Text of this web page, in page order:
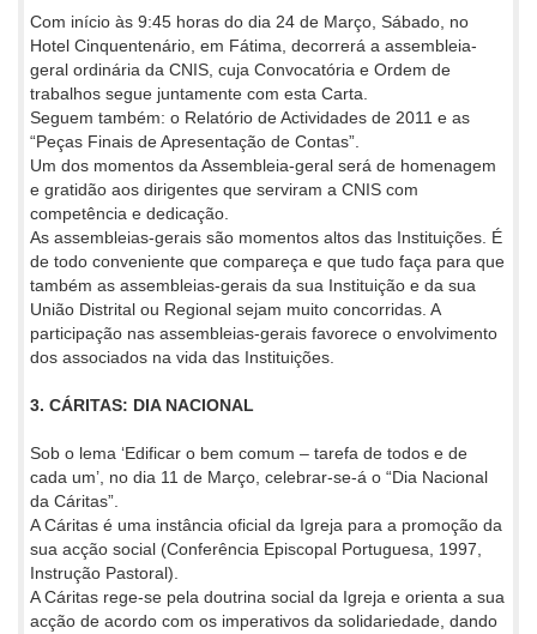
Com início às 9:45 horas do dia 24 de Março, Sábado, no
Hotel Cinquentenário, em Fátima, decorrerá a assembleia-
geral ordinária da CNIS, cuja Convocatória e Ordem de
trabalhos segue juntamente com esta Carta.
Seguem também: o Relatório de Actividades de 2011 e as
“Peças Finais de Apresentação de Contas”.
Um dos momentos da Assembleia-geral será de homenagem
e gratidão aos dirigentes que serviram a CNIS com
competência e dedicação.
As assembleias-gerais são momentos altos das Instituições. É
de todo conveniente que compareça e que tudo faça para que
também as assembleias-gerais da sua Instituição e da sua
União Distrital ou Regional sejam muito concorridas. A
participação nas assembleias-gerais favorece o envolvimento
dos associados na vida das Instituições.
3. CÁRITAS: DIA NACIONAL
Sob o lema ‘Edificar o bem comum – tarefa de todos e de
cada um’, no dia 11 de Março, celebrar-se-á o “Dia Nacional
da Cáritas”.
A Cáritas é uma instância oficial da Igreja para a promoção da
sua acção social (Conferência Episcopal Portuguesa, 1997,
Instrução Pastoral).
A Cáritas rege-se pela doutrina social da Igreja e orienta a sua
acção de acordo com os imperativos da solidariedade, dando